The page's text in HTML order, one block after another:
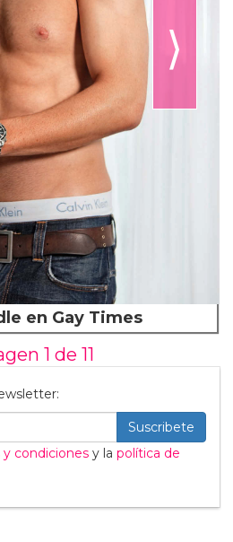
⟩
en Gay Times
1 de 11
Suscribete
condiciones y la política de